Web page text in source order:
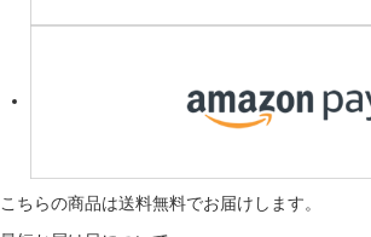
こちらの商品は送料無料でお届けします。